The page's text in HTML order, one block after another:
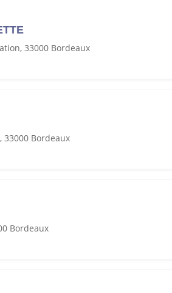
33000 Bordeaux
33000 Bordeaux
Bordeaux